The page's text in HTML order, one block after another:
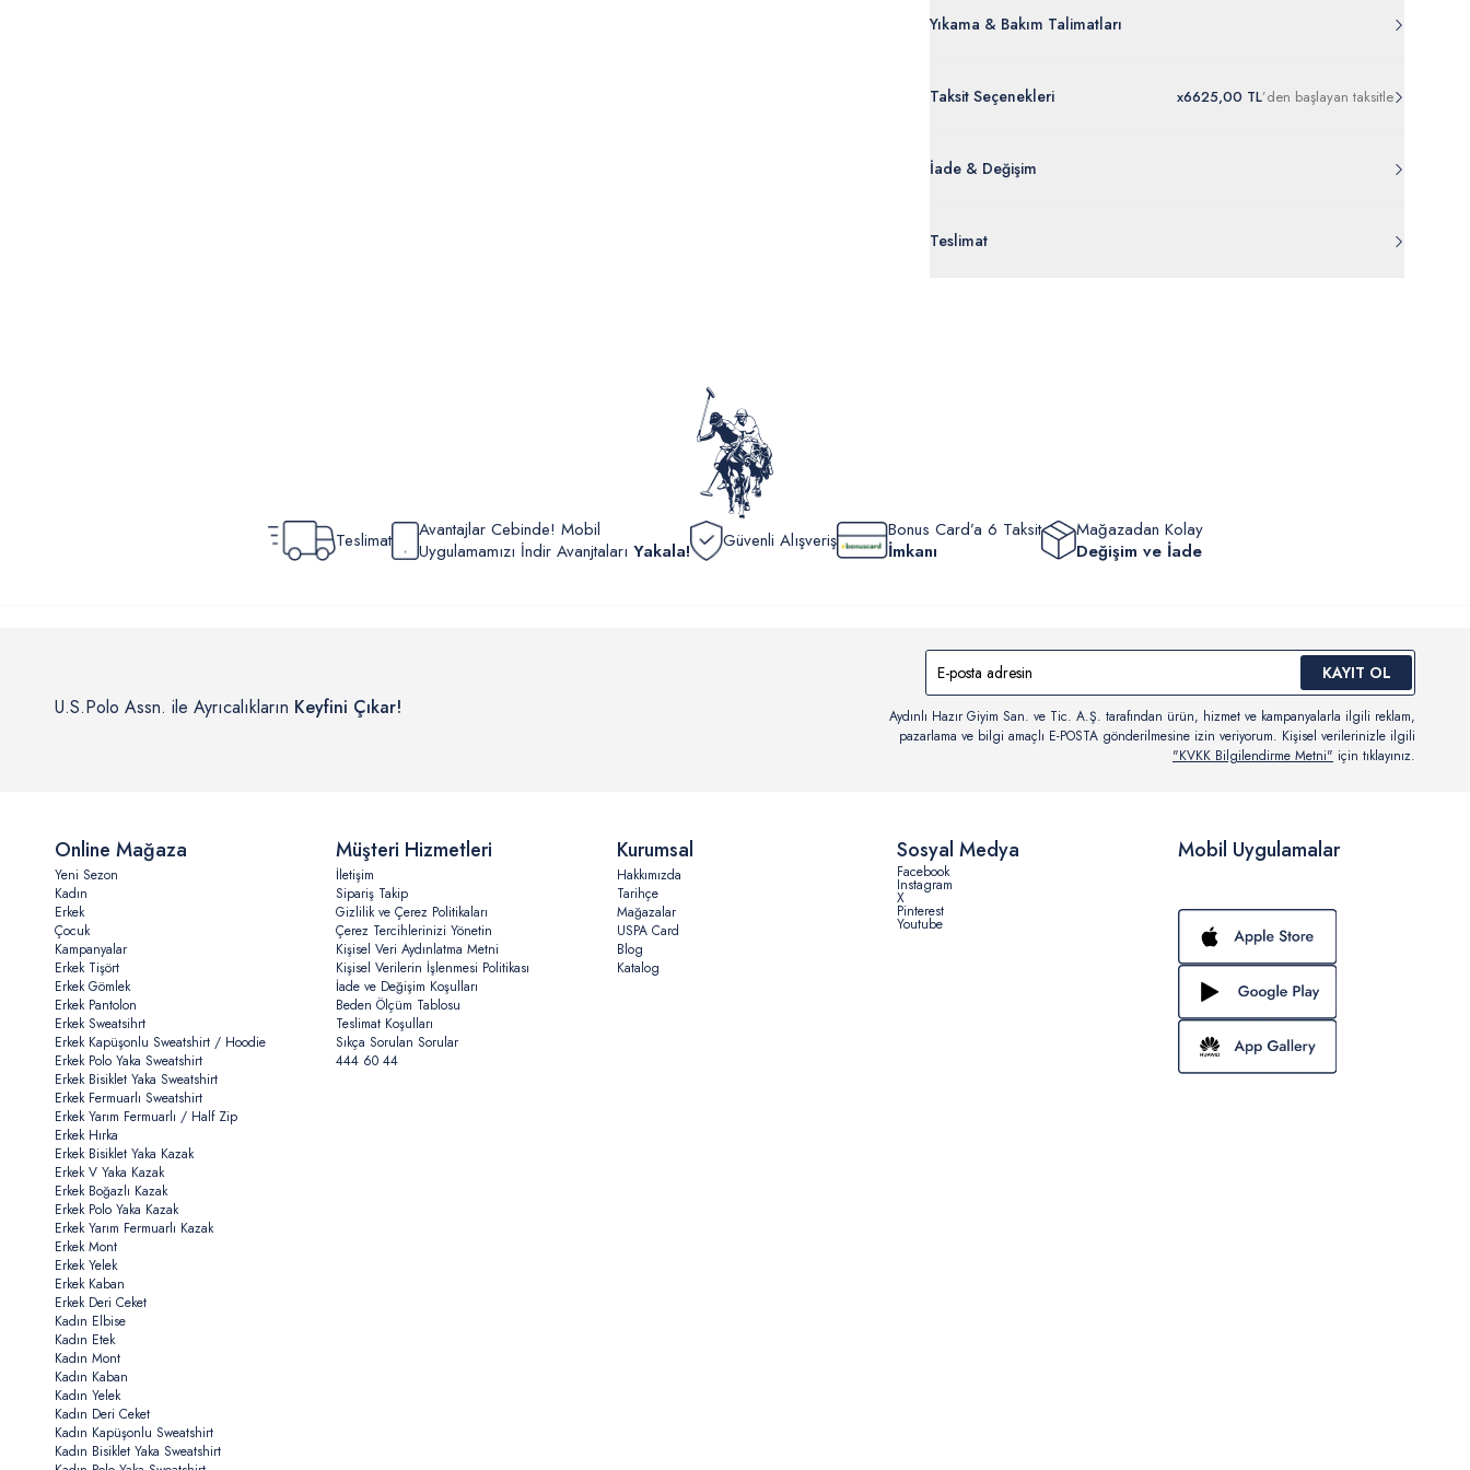
Yıkama & Bakım Talimatları
Taksit Seçenekleri x6625,00 TL’den başlayan taksitle
İade & Değişim
ürünlerde
edilebilir.
Teslimat
Teslimat
Avantajlar Cebinde! Mobil
Uygulamamızı İndir Avanjtaları Yakala! Güvenli Alışveriş
Bonus Card’a 6 Taksit
İmkanı
Mağazadan Kolay
Değişim ve İade
U.S.Polo Assn. ile Ayrıcalıkların Keyfini Çıkar!
KAYIT OL
Aydınlı Hazır Giyim San. ve Tic. A.Ş. tarafından ürün, hizmet ve kampanyalarla ilgili reklam,
pazarlama ve bilgi amaçlı E-POSTA gönderilmesine izin veriyorum. Kişisel verilerinizle ilgili
"KVKK Bilgilendirme Metni" için tıklayınız.
Mobil Uygulamalar
Online Mağaza
Yeni Sezon
Kadın
Erkek
Çocuk
Kampanyalar
Erkek Tişört
Erkek Gömlek
Erkek Pantolon
Erkek Sweatsihrt
Erkek Kapüşonlu Sweatshirt / Hoodie
Erkek Polo Yaka Sweatshirt
Erkek Bisiklet Yaka Sweatshirt
Erkek Fermuarlı Sweatshirt
Erkek Yarım Fermuarlı / Half Zip
Erkek Hırka
Erkek Bisiklet Yaka Kazak
Erkek V Yaka Kazak
Erkek Boğazlı Kazak
Erkek Polo Yaka Kazak
Erkek Yarım Fermuarlı Kazak
Erkek Mont
Erkek Yelek
Erkek Kaban
Erkek Deri Ceket
Kadın Elbise
Kadın Etek
Kadın Mont
Kadın Kaban
Kadın Yelek
Kadın Deri Ceket
Kadın Kapüşonlu Sweatshirt
Kadın Bisiklet Yaka Sweatshirt
Müşteri Hizmetleri
İletişim
Sipariş Takip
Gizlilik ve Çerez Politikaları
Çerez Tercihlerinizi Yönetin
Kişisel Veri Aydınlatma Metni
Kişisel Verilerin İşlenmesi Politikası
İade ve Değişim Koşulları
Beden Ölçüm Tablosu
Teslimat Koşulları
Sıkça Sorulan Sorular
444 60 44
Kurumsal
Hakkımızda
Tarihçe
Mağazalar
USPA Card
Blog
Katalog
Sosyal Medya
Facebook
Instagram
X
Pinterest
Youtube